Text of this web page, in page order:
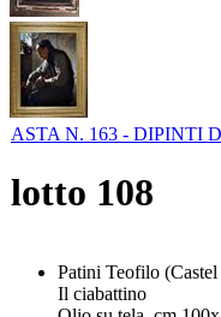
ASTA N. 163 - DIPINTI
lotto 108
Patini Teofilo
Il ciabattino